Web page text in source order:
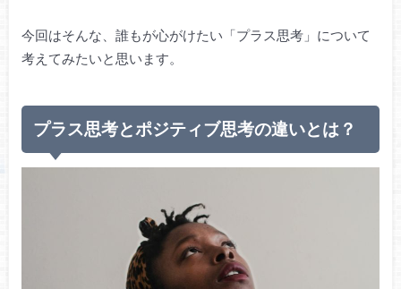
今回はそんな、誰もが心がけたい「プラス思考」について
考えてみたいと思います。
プラス思考とポジティブ思考の違いとは？